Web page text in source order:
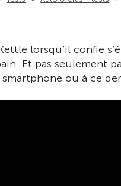
lorsqu’il confie
Et pas seulement
ou à ce